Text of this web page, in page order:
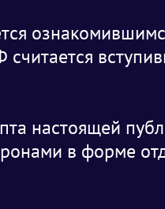
настоящей
в форме